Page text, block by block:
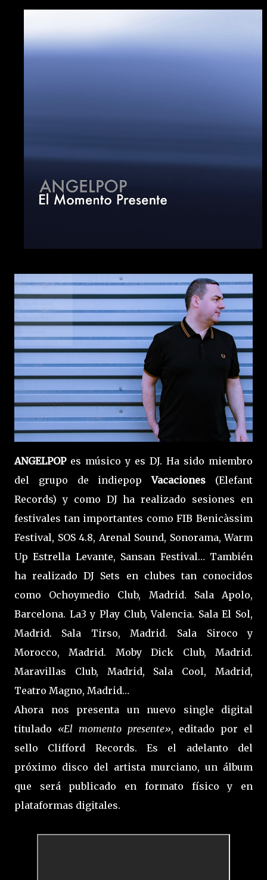
ANGELPOPes músico y es DJ. Ha sido miembro
del grupo de indiepopVacaciones (Elefant
Records) y como DJ ha realizado sesiones en
festivales tan importantes como FIB Benicàssim
Festival, SOS 4.8, Arenal Sound, Sonorama, Warm
Up Estrella Levante, Sansan Festival… También
ha realizado DJ Sets en clubes tan conocidos
como Ochoymedio Club, Madrid. Sala Apolo,
Barcelona. La3 y Play Club, Valencia. Sala El Sol,
Madrid. Sala Tirso, Madrid. Sala Siroco y
Morocco, Madrid. Moby Dick Club, Madrid.
Maravillas Club, Madrid, Sala Cool, Madrid,
Teatro Magno, Madrid…
Ahora nos presenta un nuevo single digital
titulado «El momento presente», editado por el
sello Clifford Records. Es el adelanto del
próximo disco del artista murciano, un álbum
que será publicado en formato físico y en
plataformas digitales.